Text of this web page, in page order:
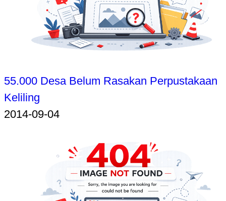
55.000 Desa Belum Rasakan Perpustakaan
Keliling
2014-09-04